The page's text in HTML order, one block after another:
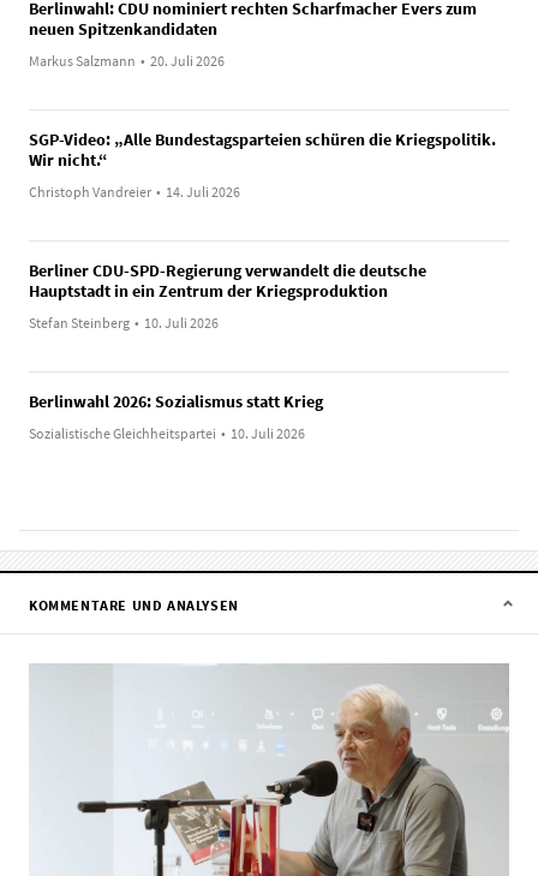
Berlinwahl: CDU nominiert rechten Scharfmacher Evers zum
neuen Spitzenkandidaten
Markus Salzmann • 20. Juli 2026
SGP-Video: „Alle Bundestagsparteien schüren die Kriegspolitik.
Wir nicht.“
Christoph Vandreier • 14. Juli 2026
Berliner CDU-SPD-Regierung verwandelt die deutsche
Hauptstadt in ein Zentrum der Kriegsproduktion
Stefan Steinberg • 10. Juli 2026
Berlinwahl 2026: Sozialismus statt Krieg
Sozialistische Gleichheitspartei • 10. Juli 2026
KOMMENTARE UND ANALYSEN